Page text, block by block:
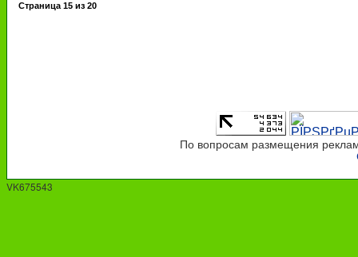
Страница 15 из 20
По вопросам размещения
VK675543